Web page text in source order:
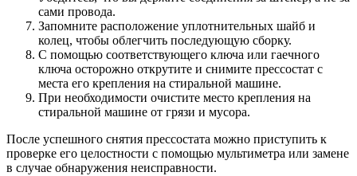
сами провода.
Запомните расположение уплотнительных шайб и
колец, чтобы облегчить последующую сборку.
С помощью соответствующего ключа или гаечного
ключа осторожно открутите и снимите прессостат с
места его крепления на стиральной машине.
При необходимости очистите место крепления на
стиральной машине от грязи и мусора.
После успешного снятия прессостата можно приступить к
проверке его целостности с помощью мультиметра или замене
в случае обнаружения неисправности.